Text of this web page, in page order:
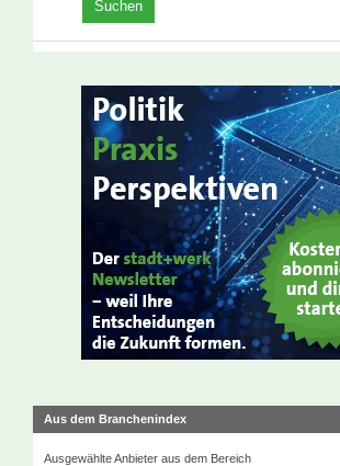
Aus dem Branchenindex
Ausgewählte Anbieter aus dem Bereich